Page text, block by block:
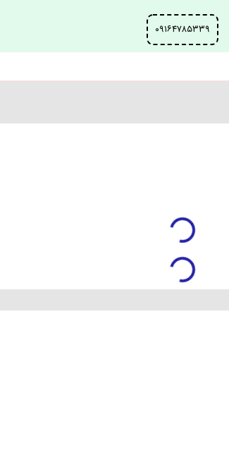
۰۹۱۶۴۷۸۵۳۳۹